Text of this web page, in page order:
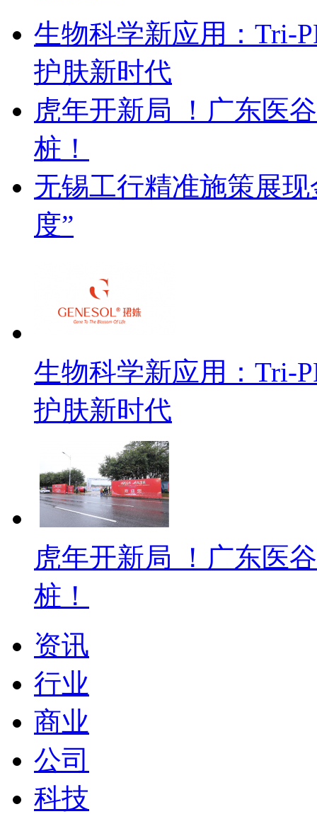
生物科学新应用：Tri-
护肤新时代
虎年开新局 ！广东医
桩！
无锡工行精准施策展
度”
生物科学新应用：Tri-
护肤新时代
虎年开新局 ！广东医
桩！
资讯
行业
商业
公司
科技